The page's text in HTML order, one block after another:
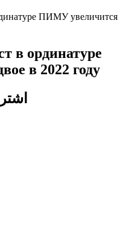
ПИМУ увеличится
в ординатуре
в 2022 году